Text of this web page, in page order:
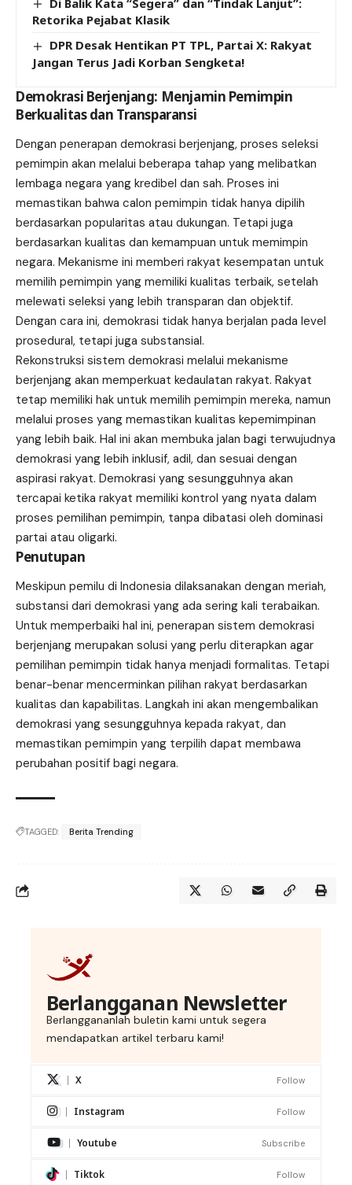
Retorika Pejabat Klasik
DPR Desak Hentikan PT TPL, Partai X: Rakyat
Jangan Terus Jadi Korban Sengketa!
Demokrasi Berjenjang: Menjamin Pemimpin
Berkualitas dan Transparansi
Dengan penerapan demokrasi berjenjang, proses seleksi
pemimpin akan melalui beberapa tahap yang melibatkan
lembaga negara yang kredibel dan sah. Proses ini
memastikan bahwa calon pemimpin tidak hanya dipilih
berdasarkan popularitas atau dukungan. Tetapi juga
berdasarkan kualitas dan kemampuan untuk memimpin
negara. Mekanisme ini memberi rakyat kesempatan untuk
memilih pemimpin yang memiliki kualitas terbaik, setelah
melewati seleksi yang lebih transparan dan objektif.
Dengan cara ini, demokrasi tidak hanya berjalan pada level
prosedural, tetapi juga substansial.
Rekonstruksi sistem demokrasi melalui mekanisme
berjenjang akan memperkuat kedaulatan rakyat. Rakyat
tetap memiliki hak untuk memilih pemimpin mereka, namun
melalui proses yang memastikan kualitas kepemimpinan
yang lebih baik. Hal ini akan membuka jalan bagi terwujudnya
demokrasi yang lebih inklusif, adil, dan sesuai dengan
aspirasi rakyat. Demokrasi yang sesungguhnya akan
tercapai ketika rakyat memiliki kontrol yang nyata dalam
proses pemilihan pemimpin, tanpa dibatasi oleh dominasi
partai atau oligarki.
Penutupan
Meskipun pemilu di Indonesia dilaksanakan dengan meriah,
substansi dari demokrasi yang ada sering kali terabaikan.
Untuk memperbaiki hal ini, penerapan sistem demokrasi
berjenjang merupakan solusi yang perlu diterapkan agar
pemilihan pemimpin tidak hanya menjadi formalitas. Tetapi
benar-benar mencerminkan pilihan rakyat berdasarkan
kualitas dan kapabilitas. Langkah ini akan mengembalikan
demokrasi yang sesungguhnya kepada rakyat, dan
memastikan pemimpin yang terpilih dapat membawa
perubahan positif bagi negara.
TAGGED: Berita Trending
Berlangganan Newsletter
Berlanggananlah buletin kami untuk segera
mendapatkan artikel terbaru kami!
X Follow
Instagram Follow
Youtube Subscribe
Tiktok Follow